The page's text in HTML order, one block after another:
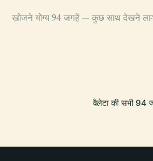
खोजने योग्य 94 जगहें — कुछ साथ देखने
PLACE
वैलेटा की सभी 94